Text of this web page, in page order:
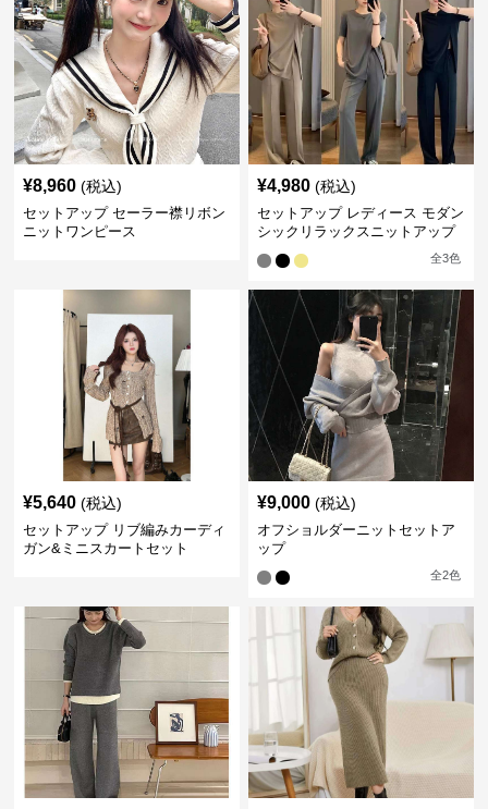
¥8,960 (税込)
セットアップ セーラー襟リボン
ニットワンピース
¥4,980 (税込)
セットアップ レディース モダン
シックリラックスニットアップ
全3色
¥5,640 (税込)
セットアップ リブ編みカーディ
ガン&ミニスカートセット
¥9,000 (税込)
オフショルダーニットセットア
ップ
全2色